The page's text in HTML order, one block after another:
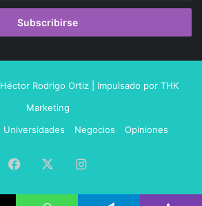
Héctor Rodrigo Ortiz | Impulsado por THK
Marketing
Universidades Negocios Opiniones
Facebook Instagram